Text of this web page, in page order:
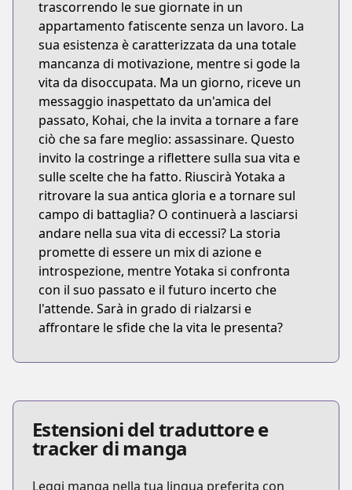
trascorrendo le sue giornate in un
appartamento fatiscente senza un lavoro. La
sua esistenza è caratterizzata da una totale
mancanza di motivazione, mentre si gode la
vita da disoccupata. Ma un giorno, riceve un
messaggio inaspettato da un'amica del
passato, Kohai, che la invita a tornare a fare
ciò che sa fare meglio: assassinare. Questo
invito la costringe a riflettere sulla sua vita e
sulle scelte che ha fatto. Riuscirà Yotaka a
ritrovare la sua antica gloria e a tornare sul
campo di battaglia? O continuerà a lasciarsi
andare nella sua vita di eccessi? La storia
promette di essere un mix di azione e
introspezione, mentre Yotaka si confronta
con il suo passato e il futuro incerto che
l'attende. Sarà in grado di rialzarsi e
affrontare le sfide che la vita le presenta?
Estensioni del traduttore e
tracker di manga
Leggi manga nella tua lingua preferita con